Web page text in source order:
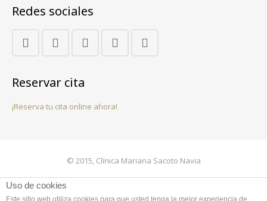
Redes sociales
Reservar cita
¡Reserva tu cita online ahora!
© 2015, Clínica Mariana Sacoto Navia
Uso de cookies
Este sitio web utiliza cookies para que usted tenga la mejor experiencia de